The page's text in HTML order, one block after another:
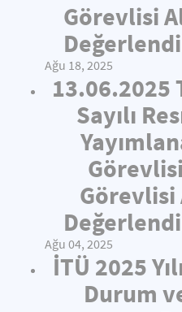
Görevlisi
Ağu 18, 2025
13.06.2025
Sayılı
Görevlisi
Ağu 04, 2025
İTÜ 2025
Durum